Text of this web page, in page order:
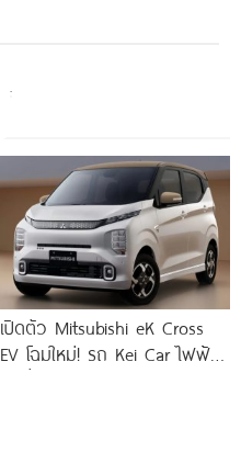
เปิดตัว Mitsubishi eK Cross
EV โฉมใหม่! รถ Kei Car ไฟฟ้า